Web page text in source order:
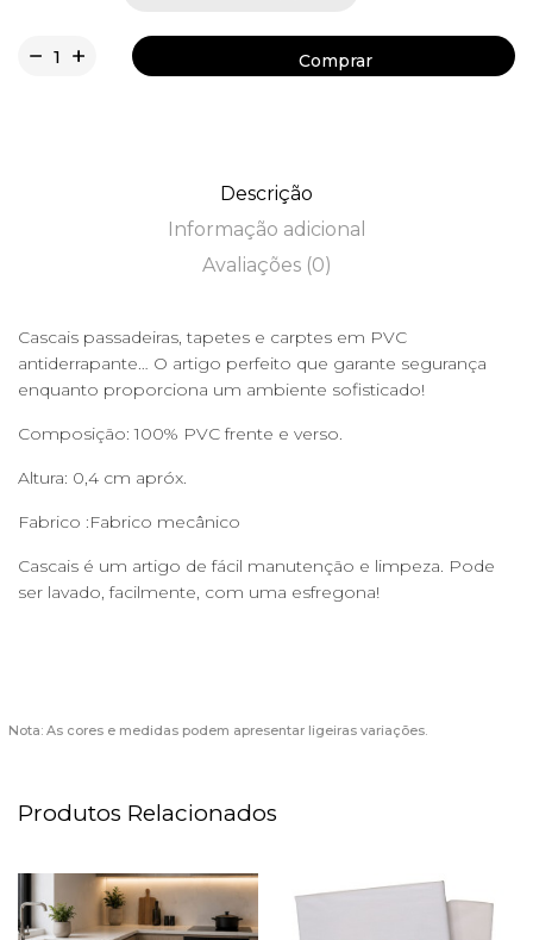
Comprar
Descrição
Informação adicional
Avaliações (0)
Cascais passadeiras, tapetes e carptes em PVC
antiderrapante… O artigo perfeito que garante segurança
enquanto proporciona um ambiente sofisticado!
Composição: 100% PVC frente e verso.
Altura: 0,4 cm apróx.
Fabrico :Fabrico mecânico
Cascais é um artigo de fácil manutenção e limpeza. Pode
ser lavado, facilmente, com uma esfregona!
Nota: As cores e medidas podem apresentar ligeiras variações.
Produtos Relacionados